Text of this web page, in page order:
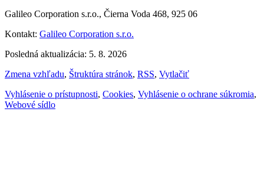
Galileo Corporation s.r.o., Čierna Voda 468, 925 06
Kontakt: Galileo Corporation s.r.o.
Posledná aktualizácia: 5. 8. 2026
Zmena vzhľadu, Štruktúra stránok, RSS, Vytlačiť
Vyhlásenie o prístupnosti, Cookies, Vyhlásenie o ochrane súkromia,
Webové sídlo